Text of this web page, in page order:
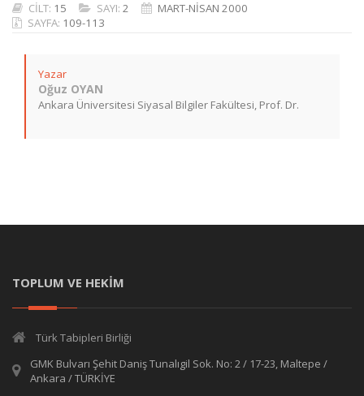
CİLT: 15 SAYI: 2
MART-NİSAN 2000
SAYFA: 109-113
Yazar
Oğuz OYAN
Ankara Üniversitesi Siyasal Bilgiler Fakültesi, Prof. Dr.
TOPLUM VE HEKİM
Türk Tabipleri Birliği
GMK Bulvarı Şehit Daniş Tunalıgil Sok. No: 2 / 17-23, Maltepe /
Ankara / TÜRKİYE